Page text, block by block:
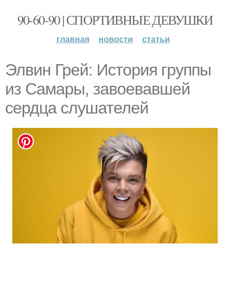
90-60-90 | СПОРТИВНЫЕ ДЕВУШКИ
главная новости статьи
Элвин Грей: История группы
из Самары, завоевавшей
сердца слушателей